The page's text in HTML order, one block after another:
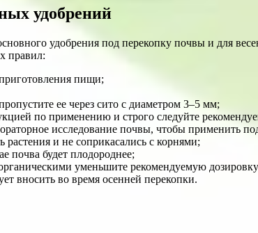
удобрений
удобрения под перекопку почвы и для
правил:
пищи;
ее через сито с диаметром 3–5 мм;
по применению и строго следуйте
исследование почвы, чтобы применить
растения и не соприкасались с корнями;
почва будет плодороднее;
уменьшите рекомендуемую
вносить во время осенней перекопки.